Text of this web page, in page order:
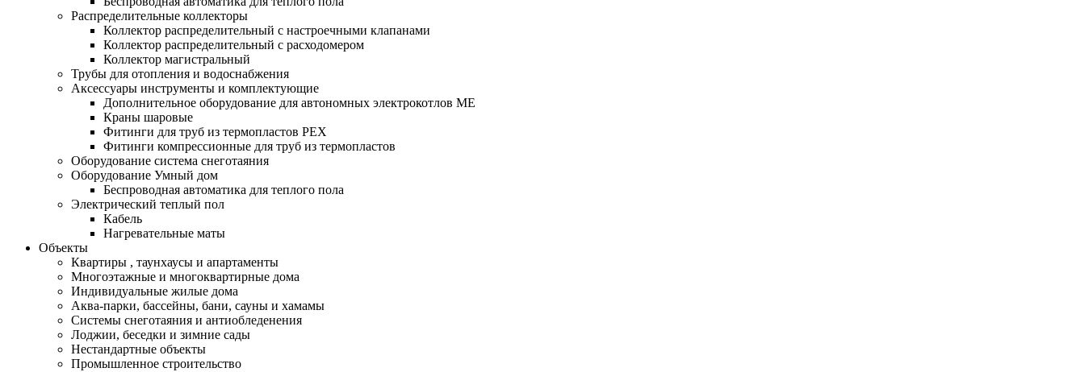
Распределительные коллекторы
Коллектор распределительный с настроечными клапанами
Коллектор распределительный с расходомером
Коллектор магистральный
Трубы для отопления и водоснабжения
Аксессуары инструменты и комплектующие
Дополнительное оборудование для автономных электрокотлов МЕ
Краны шаровые
Фитинги для труб из термопластов PEX
Фитинги компрессионные для труб из термопластов
Оборудование система снеготаяния
Оборудование Умный дом
Беспроводная автоматика для теплого пола
Электрический теплый пол
Кабель
Нагревательные маты
Объекты
Квартиры , таунхаусы и апартаменты
Многоэтажные и многоквартирные дома
Индивидуальные жилые дома
Аква-парки, бассейны, бани, сауны и хамамы
Системы снеготаяния и антиобледенения
Лоджии, беседки и зимние сады
Нестандартные объекты
Промышленное строительство